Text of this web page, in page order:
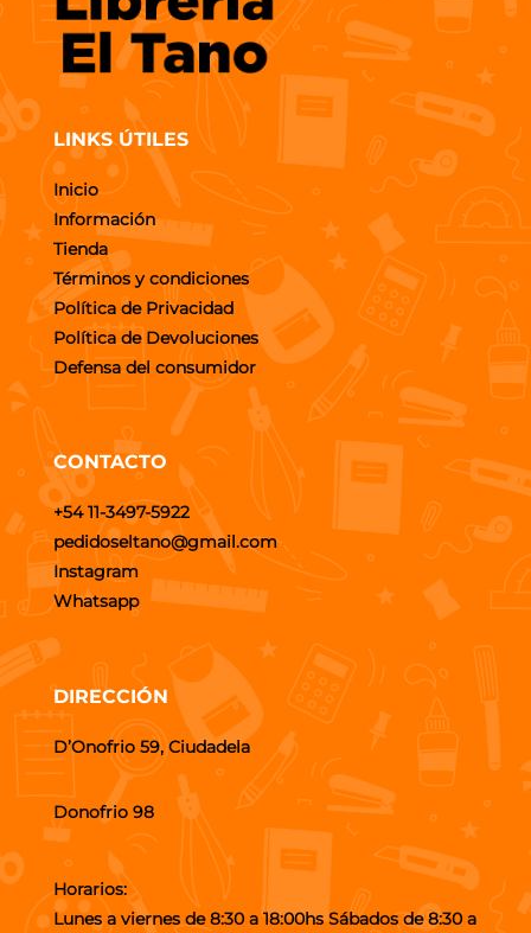
LINKS ÚTILES
Inicio
Información
Tienda
Términos y condiciones
Política de Privacidad
Política de Devoluciones
Defensa del consumidor
CONTACTO
+54 11-3497-5922
pedidoseltano@gmail.com
Instagram
Whatsapp
DIRECCIÓN
D’Onofrio 59, Ciudadela
Donofrio 98
Horarios:
Lunes a viernes de 8:30 a 18:00hs Sábados de 8:30 a